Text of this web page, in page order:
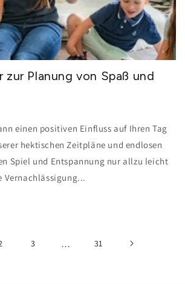
zur Planung von Spaß und
einen positiven Einfluss auf Ihren Tag
hektischen Zeitpläne und endlosen
Spiel und Entspannung nur allzu leicht
Vernachlässigung...
3 … 31